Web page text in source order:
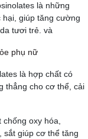
là những
hại, giúp tăng cường
tươi trẻ. và
phụ nữ
là hợp chất có
thẳng cho cơ thể, cải
oxy hóa,
sắt giúp cơ thể tăng